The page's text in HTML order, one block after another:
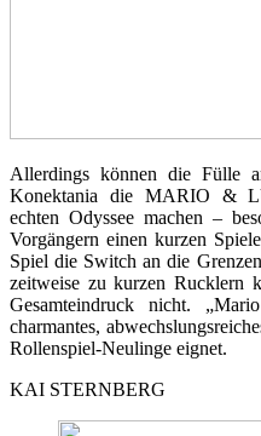
Allerdings können die Fülle
Konektania die MARIO &
echten Odyssee machen –
Vorgängern einen kurzen
Spiel die Switch an die
zeitweise zu kurzen Rucklern
Gesamteindruck nicht.
charmantes,
Rollenspiel-Neulinge eignet.
KAI STERNBERG